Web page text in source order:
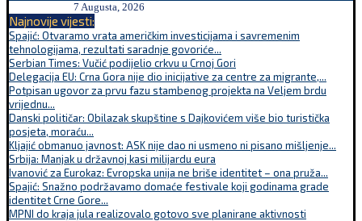
7 Augusta, 2026
Najnovije vijesti:
Spajić: Otvaramo vrata američkim investicijama i savremenim
tehnologijama, rezultati saradnje govoriće...
Serbian Times: Vučić podijelio crkvu u Crnoj Gori
Delegacija EU: Crna Gora nije dio inicijative za centre za migrante,...
Potpisan ugovor za prvu fazu stambenog projekta na Veljem brdu
vrijednu...
Danski političar: Obilazak skupštine s Dajkovićem više bio turistička
posjeta, moraću...
Kljajić obmanuo javnost: ASK nije dao ni usmeno ni pisano mišljenje...
Srbija: Manjak u državnoj kasi milijardu eura
Ivanović za Eurokaz: Evropska unija ne briše identitet – ona pruža...
Spajić: Snažno podržavamo domaće festivale koji godinama grade
identitet Crne Gore...
MPNI do kraja jula realizovalo gotovo sve planirane aktivnosti